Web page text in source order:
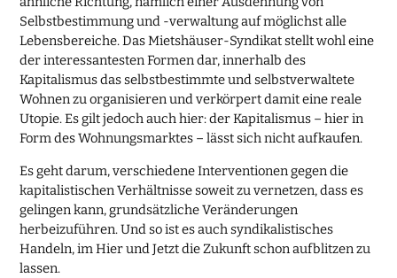
Selbstbestimmung und -verwaltung auf möglichst alle
Lebensbereiche. Das Mietshäuser-Syndikat stellt wohl eine
der interessantesten Formen dar, innerhalb des
Kapitalismus das selbstbestimmte und selbstverwaltete
Wohnen zu organisieren und verkörpert damit eine reale
Utopie. Es gilt jedoch auch hier: der Kapitalismus – hier in
Form des Wohnungsmarktes – lässt sich nicht aufkaufen.
Es geht darum, verschiedene Interventionen gegen die
kapitalistischen Verhältnisse soweit zu vernetzen, dass es
gelingen kann, grundsätzliche Veränderungen
herbeizuführen. Und so ist es auch syndikalistisches
Handeln, im Hier und Jetzt die Zukunft schon aufblitzen zu
lassen.